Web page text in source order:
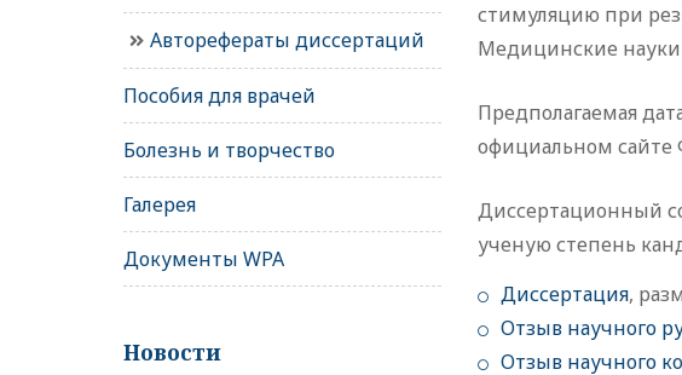
стимуляцию при
Медицинские науки
Предполагаемая
официальном сайте
Диссертационный
ученую степень
Диссертация,
Отзыв научного
Отзыв научного
Авторефераты диссертаций
Пособия для врачей
Болезнь и творчество
Галерея
Документы WPA
Новости